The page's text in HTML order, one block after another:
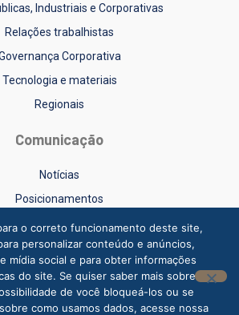
Industriais e Corporativas
Relações trabalhistas
Corporativa
Tecnologia e materiais
Regionais
Comunicação
Notícias
Posicionamentos
Sinduscon-RS na Mídia
Vídeos
o correto funcionamento deste site,
personalizar conteúdo e anúncios,
mídia social e para obter informações
do site. Se quiser saber mais sobre
de você bloqueá-los ou se
como usamos dados, acesse nossa